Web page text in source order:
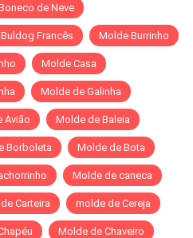
de Neve
Francês Molde Burrinho
Molde Casa
Molde de Galinha
Avião Molde de Baleia
Borboleta Molde de Bota
Molde de caneca
Carteira molde de Cereja
Molde de Chaveiro